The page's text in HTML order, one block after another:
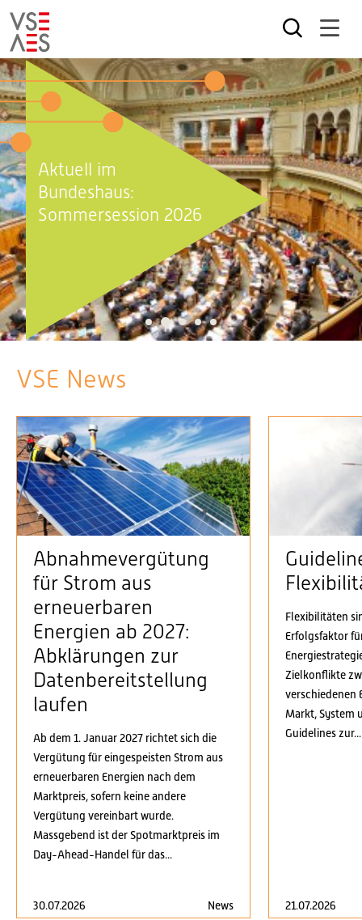
Direkt
zum
Inhalt
Aktuell im
Bundeshaus:
Sommersession 2026
1 2 3 4 5
VSE News
Abnahmevergütung
für Strom aus
erneuerbaren
Energien ab 2027:
Abklärungen zur
Datenbereitstellung
laufen
Ab dem 1. Januar 2027 richtet sich die
Vergütung für eingespeisten Strom aus
erneuerbaren Energien nach dem
Marktpreis, sofern keine andere
Vergütung vereinbart wurde.
Massgebend ist der Spotmarktpreis im
Day-Ahead-Handel für das...
30.07.2026 News
Flexibilitäten
Erfolgsfaktor
Zielkonflikte
verschiedenen
Markt, System
Guidelines zur...
21.07.2026